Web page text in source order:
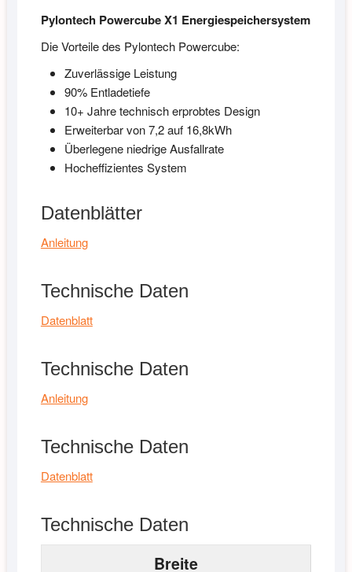
Pylontech Powercube X1 Energiespeichersystem
Die Vorteile des Pylontech Powercube:
Zuverlässige Leistung
90% Entladetiefe
10+ Jahre technisch erprobtes Design
Erweiterbar von 7,2 auf 16,8kWh
Überlegene niedrige Ausfallrate
Hocheffizientes System
Datenblätter
Anleitung
Technische Daten
Datenblatt
Technische Daten
Anleitung
Technische Daten
Datenblatt
Technische Daten
Breite